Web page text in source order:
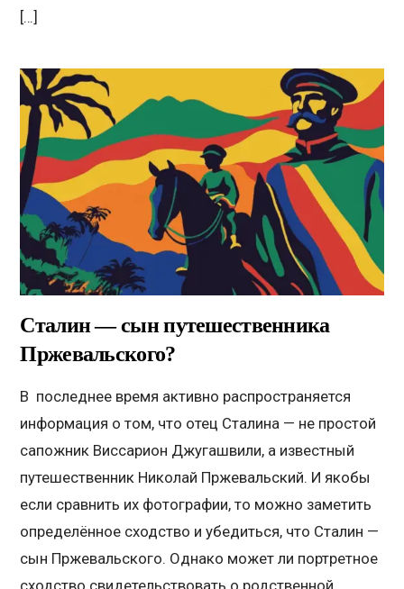
[…]
Сталин — сын путешественника
Пржевальского?
В последнее время активно распространяется
информация о том, что отец Сталина — не простой
сапожник Виссарион Джугашвили, а известный
путешественник Николай Пржевальский. И якобы
если сравнить их фотографии, то можно заметить
определённое сходство и убедиться, что Сталин —
сын Пржевальского. Однако может ли портретное